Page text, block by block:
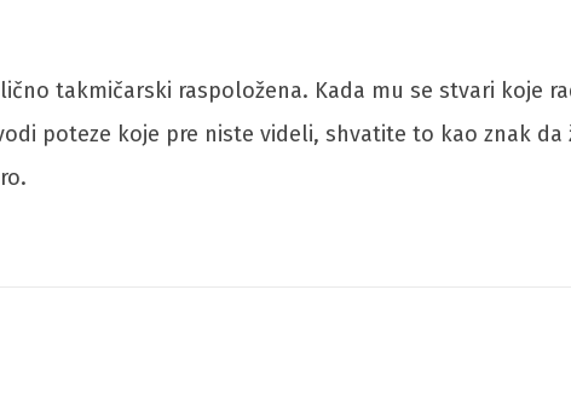
takmičarski raspoložena. Kada mu se stvari koje
poteze koje pre niste videli, shvatite to kao znak